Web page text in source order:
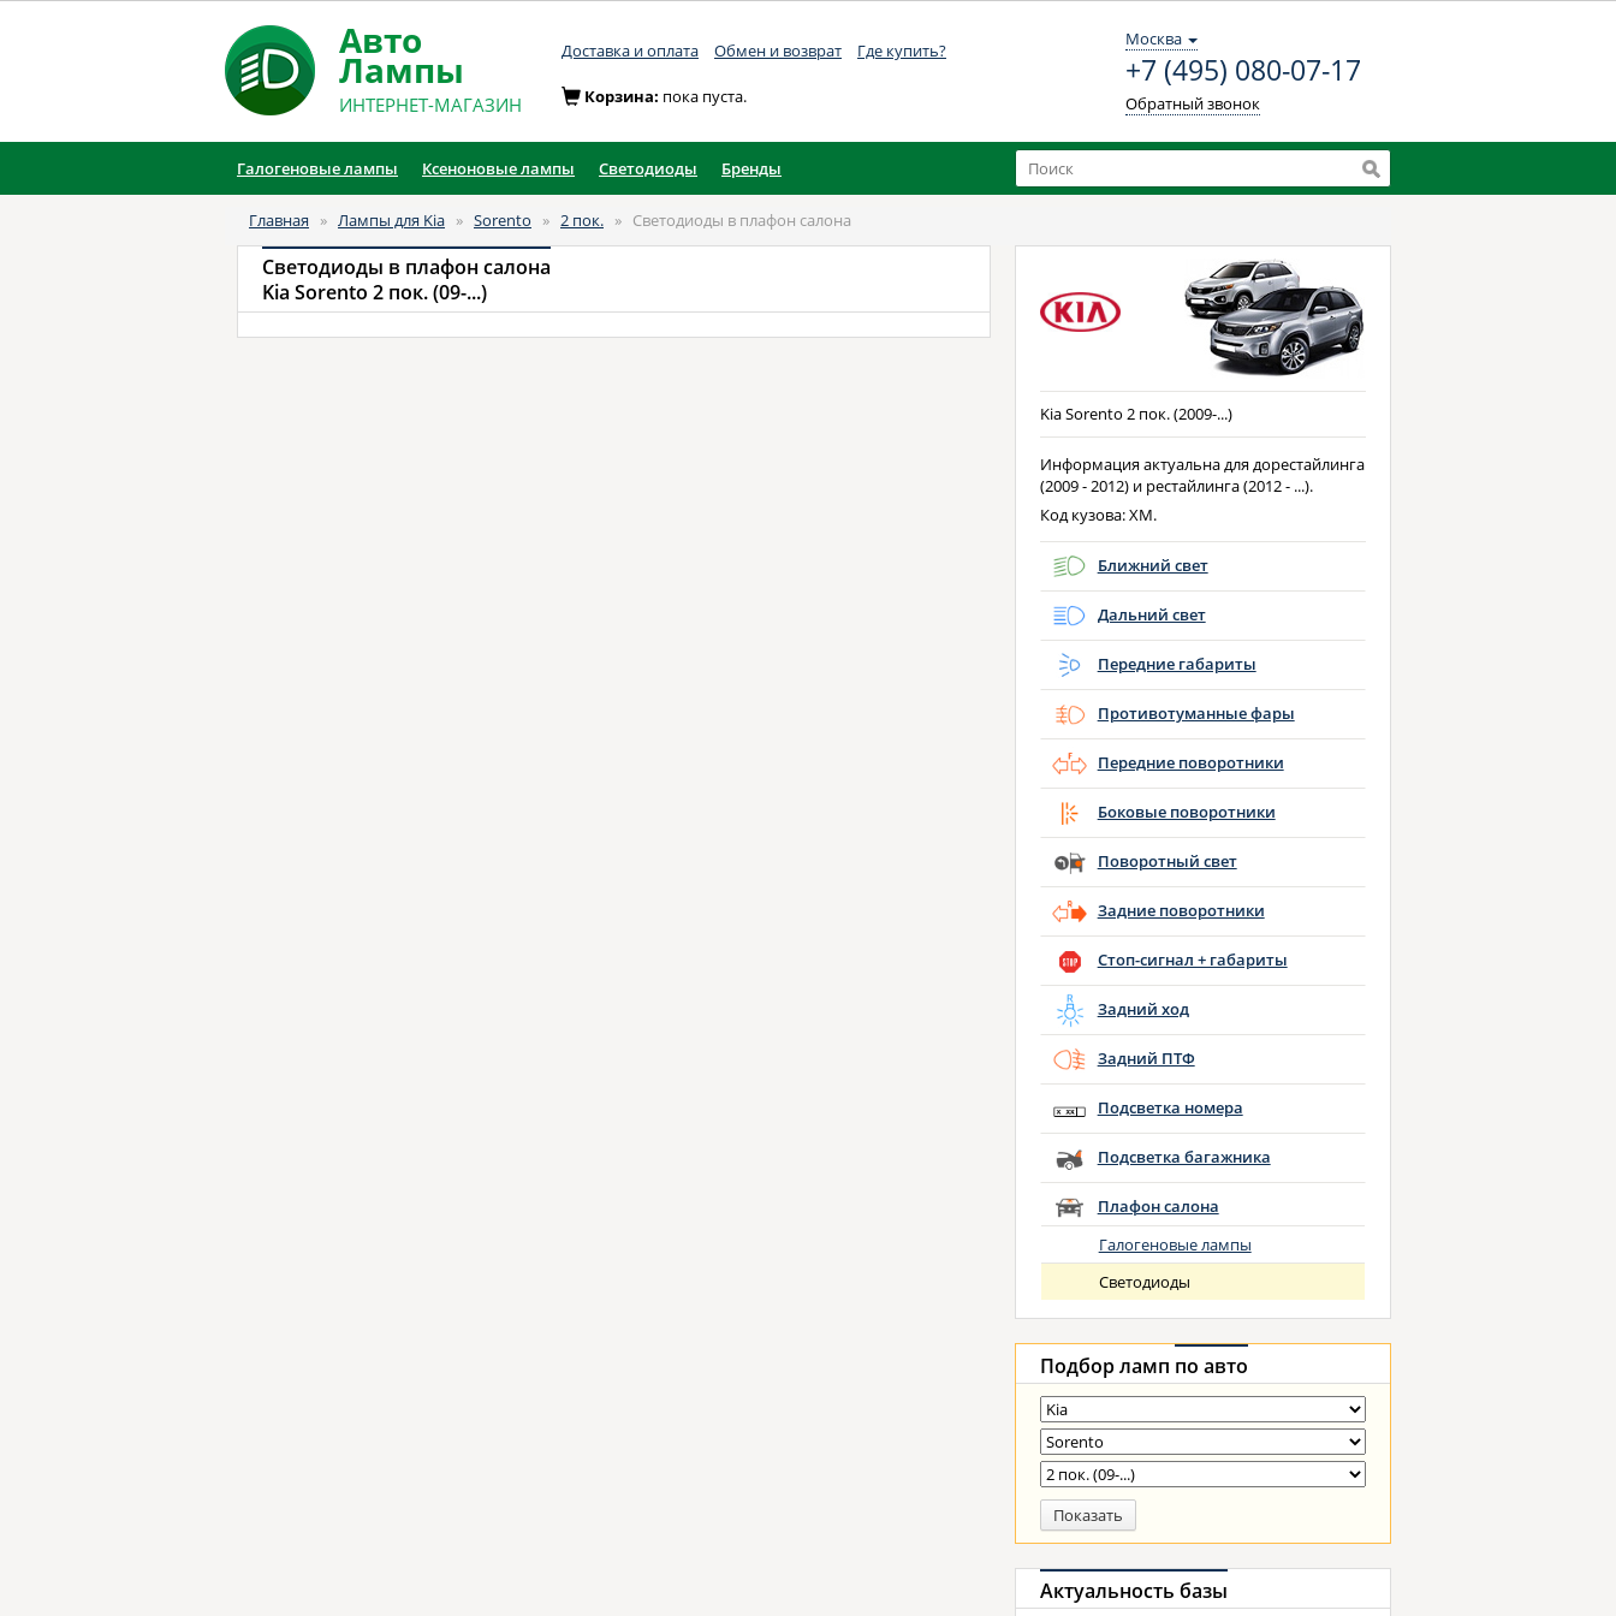
Авто
Лампы
ИНТЕРНЕТ-МАГАЗИН
Доставка и оплата Обмен и возврат Где купить?
Москва
+7 (495) 080-07-17
Обратный звонок
Корзина: пока пуста.
Галогеновые лампы Ксеноновые лампы Светодиоды Бренды
Главная » Лампы для Kia » Sorento » 2 пок. » Светодиоды в плафон салона
Светодиоды в плафон салона
Kia Sorento 2 пок. (09-...)
Kia Sorento 2 пок. (2009-...)
Информация актуальна для дорестайлинга
(2009 - 2012) и рестайлинга (2012 - ...).
Код кузова: XM.
Ближний свет
Дальний свет
Передние габариты
Противотуманные фары
Передние поворотники
Боковые поворотники
Поворотный свет
Задние поворотники
Стоп-сигнал + габариты
Задний ход
Задний ПТФ
Подсветка номера
Подсветка багажника
Плафон салона
Галогеновые лампы
Светодиоды
Подбор ламп по авто
Показать
Актуальность базы